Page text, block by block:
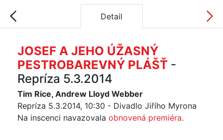
Detail
JOSEF A JEHO ÚŽASNÝ
PESTROBAREVNÝ PLÁŠŤ -
Repríza 5.3.2014
Tim Rice, Andrew Lloyd Webber
Repríza 5.3.2014, 10:30 - Divadlo Jiřího Myrona
Na inscenci navazovala obnovená premiéra.